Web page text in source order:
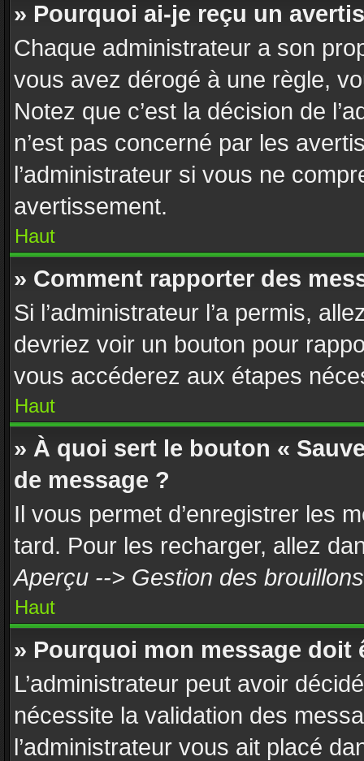
» Pourquoi ai-je reçu un
Chaque administrateur a son
vous avez dérogé à une règle,
Notez que c’est la décision de
n’est pas concerné par les
l’administrateur si vous ne
avertissement.
Haut
» Comment rapporter des
Si l’administrateur l’a permis,
devriez voir un bouton pour
vous accéderez aux étapes
Haut
» À quoi sert le bouton «
de message ?
Il vous permet d’enregistrer les
tard. Pour les recharger, allez
Aperçu --> Gestion des brouillons
Haut
» Pourquoi mon message doit
L’administrateur peut avoir
nécessite la validation des
l’administrateur vous ait placé